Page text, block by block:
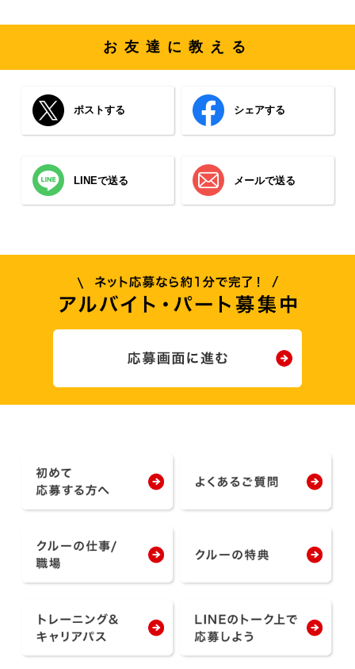
お友達に教える
ポストする シェアする
LINEで送る メールで送る